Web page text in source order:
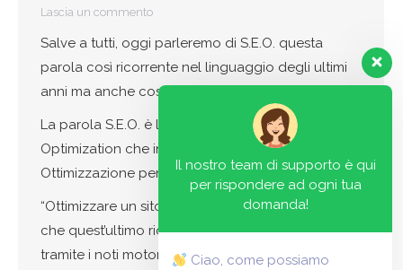
Lascia un commento
Salve a tutti, oggi parleremo di S.E.O. questa
parola così ricorrente nel linguaggio degli ultimi
anni ma anche così sconosciuta da molti.
La parola S.E.O. è la sigla di Search Engine
Optimization che in italiano significa
Ottimizzazione per i motori di ricerca.
“Ottimizzare un sito Web” significa fare in modo
che quest’ultimo riceva quante più visite possibili
tramite i noti motori di ricerca (google, yahoo,bing
Il nostro team di supporto è qui
per rispondere ad ogni tua
domanda!
Ciao, come possiamo